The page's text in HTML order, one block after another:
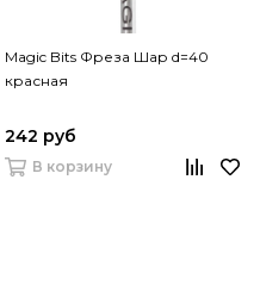
Magic Bits Фреза Шар d=40
красная
242 руб
В корзину